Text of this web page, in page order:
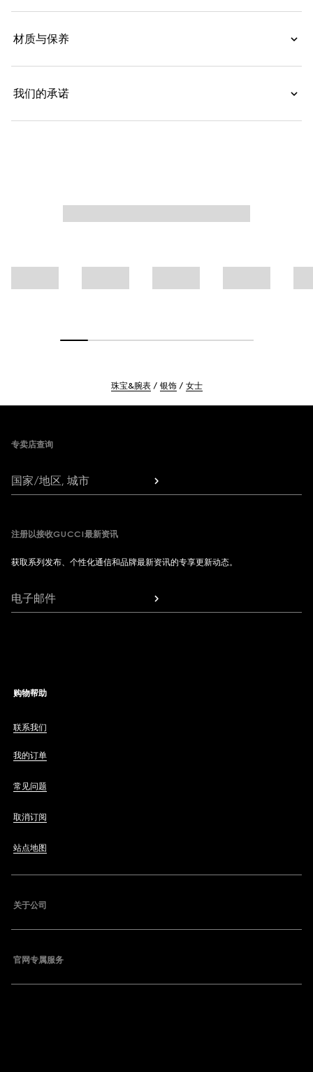
材质与保养
我们的承诺
珠宝&腕表 银饰 女士
专卖店查询
国家/地区, 城市
注册以接收GUCCI最新资讯
获取系列发布、个性化通信和品牌最新资讯的专享更新动态。
电子邮件
购物帮助
联系我们
我的订单
常见问题
取消订阅
站点地图
关于公司
官网专属服务